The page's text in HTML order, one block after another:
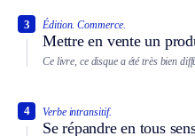
Édition. Commerce.
Mettre en vente un
3
Ce livre, ce disque a été très bien
Verbe intransitif.
Se répandre en tous
4